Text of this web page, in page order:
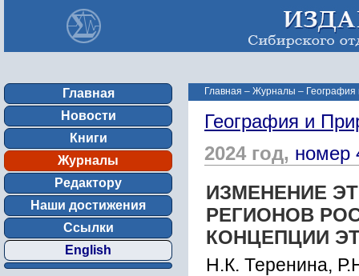
Главная
Новости
Книги
Журналы
Редактору
Наши достижения
Ссылки
English
Главная – Журналы –
География и
2024 год, номер
ИЗМЕНЕНИЕ
РЕГИОНОВ
КОНЦЕПЦИИ
Н.К. Теренина,